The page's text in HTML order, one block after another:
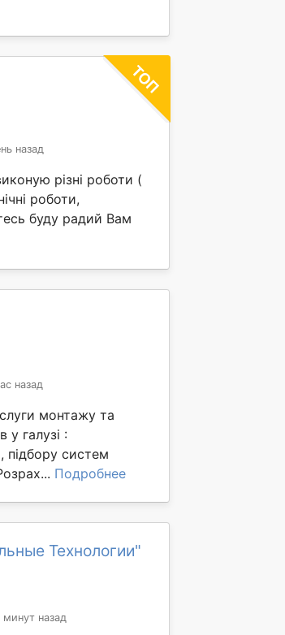
назад
різні роботи (
роботи,
буду радий Вам
назад
монтажу та
у галузі :
підбору систем
Подробнее
Технологии"
минут назад